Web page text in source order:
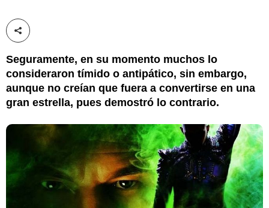
Compartir esta noticia
Seguramente, en su momento muchos lo
consideraron tímido o antipático, sin embargo,
aunque no creían que fuera a convertirse en una
gran estrella, pues demostró lo contrario.